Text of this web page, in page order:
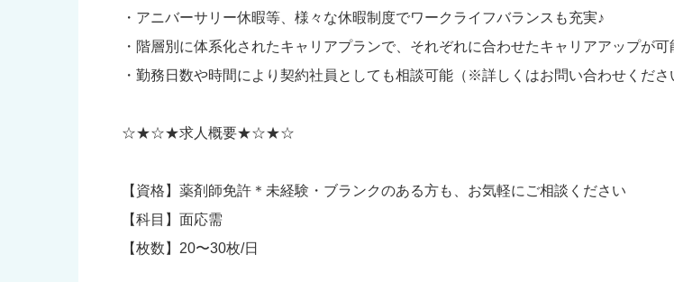
・アニバーサリー休暇等、様々な休暇制度でワークライフバランスも充実♪
・階層別に体系化されたキャリアプランで、それぞれに合わせたキャリアアップが可
・勤務日数や時間により契約社員としても相談可能（※詳しくはお問い合わせくださ
☆★☆★求人概要★☆★☆
【資格】薬剤師免許＊未経験・ブランクのある方も、お気軽にご相談ください
【科目】面応需
【枚数】20〜30枚/日